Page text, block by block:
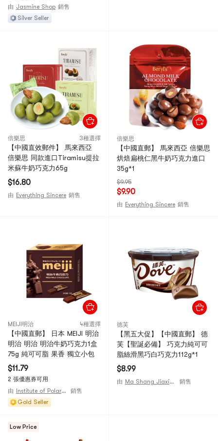
由 Jasmine Shop 銷售
Silver Seller
倍樂思 3種選擇
【中國直效郵件】 馬來西亞
倍樂思 同款進口Tiramisu提拉
米蘇牛奶巧克力65g
$16.80
由 Everything Sincere 銷售
倍樂思
【中國直郵】 馬來西亞 倍樂思
烘焙扁桃仁黑牛奶巧克力進口
35g*1
$9.95
$9.90
由 Everything Sincere 銷售
MEIJI明治 4種選擇
【中國直郵】 日本 MEIJI 明治
明治 明治 明治牛奶巧克力1盒
75g 純可可脂 果香 獨立小包
$11.79
2 張優惠券可用
由
Institute of Polar Substances
銷售
Gold Seller
德芙
【黑五大促】【中國直郵】 德
芙【聖誕必備】 巧克力純可可
脂絲滑黑巧白巧克力112g*1
$8.99
由 Ma Shang Jiaxing Mall 銷售
Low Price